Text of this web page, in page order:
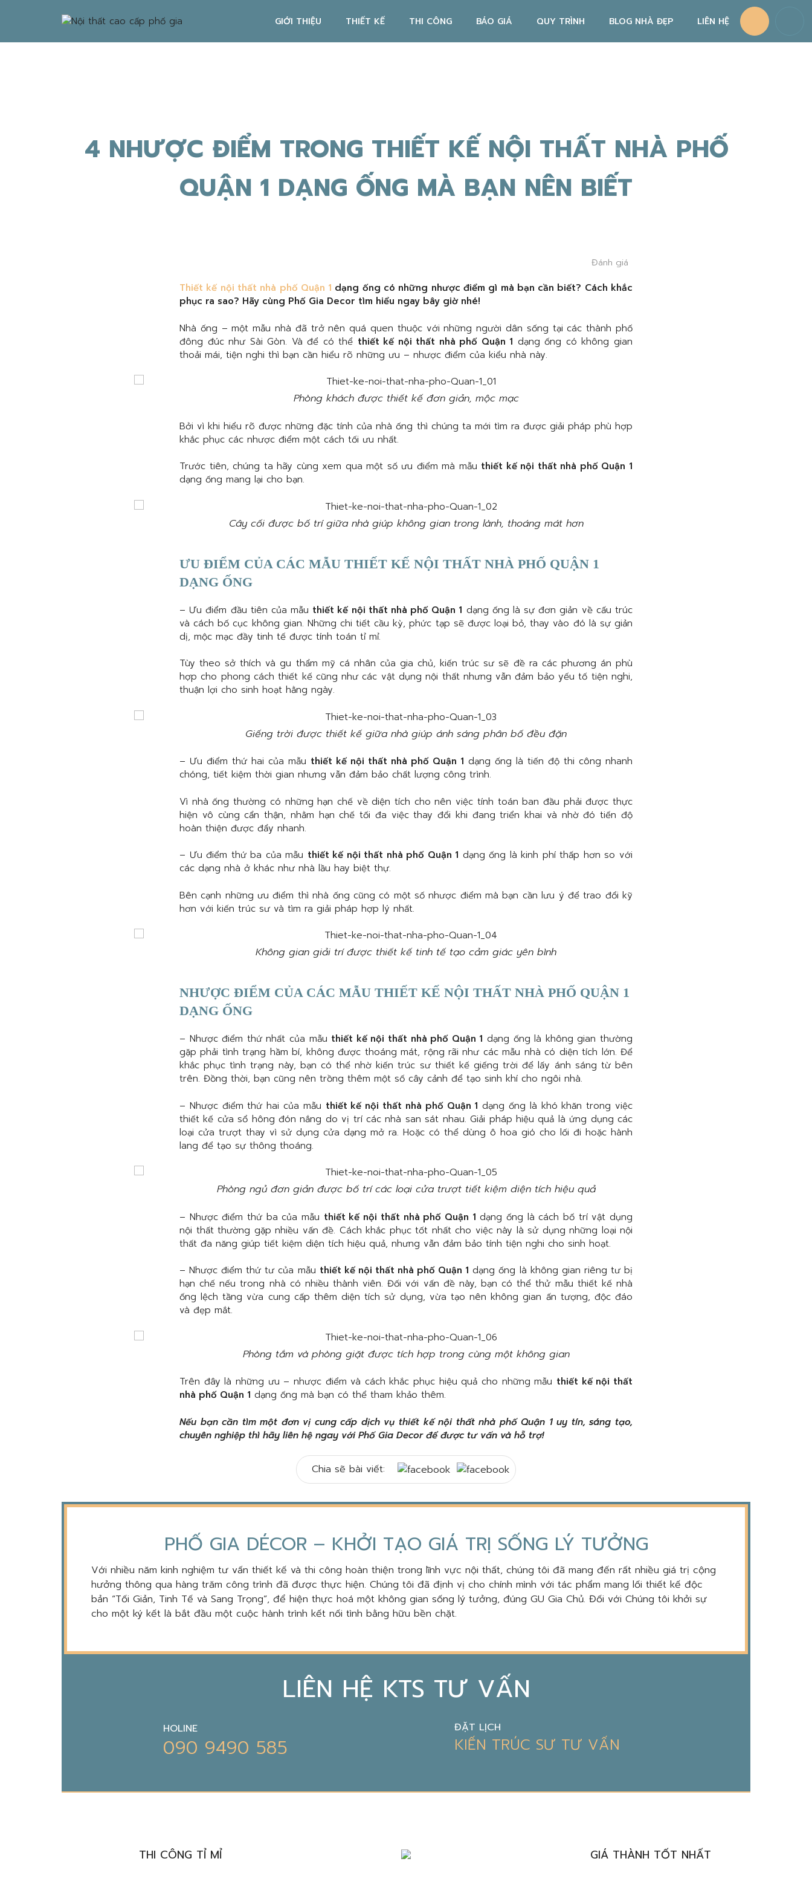
GIỚI THIỆU THIẾT KẾ THI CÔNG BÁO GIÁ QUY TRÌNH BLOG NHÀ ĐẸP LIÊN HỆ
4 NHƯỢC ĐIỂM TRONG THIẾT KẾ NỘI THẤT NHÀ PHỐ
QUẬN 1 DẠNG ỐNG MÀ BẠN NÊN BIẾT
Đánh giá
Thiết kế nội thất nhà phố Quận 1 dạng ống có những nhược điểm gì mà bạn cần biết? Cách khắc
phục ra sao? Hãy cùng Phố Gia Decor tìm hiểu ngay bây giờ nhé!
Nhà ống – một mẫu nhà đã trở nên quá quen thuộc với những người dân sống tại các thành phố
đông đúc như Sài Gòn. Và để có thể thiết kế nội thất nhà phố Quận 1 dạng ống có không gian
thoải mái, tiện nghi thì bạn cần hiểu rõ những ưu – nhược điểm của kiểu nhà này.
Phòng khách được thiết kế đơn giản, mộc mạc
Bởi vì khi hiểu rõ được những đặc tính của nhà ống thì chúng ta mới tìm ra được giải pháp phù hợp
khắc phục các nhược điểm một cách tối ưu nhất.
Trước tiên, chúng ta hãy cùng xem qua một số ưu điểm mà mẫu thiết kế nội thất nhà phố Quận 1
dạng ống mang lại cho bạn.
Cây cối được bố trí giữa nhà giúp không gian trong lành, thoáng mát hơn
ƯU ĐIỂM CỦA CÁC MẪU THIẾT KẾ NỘI THẤT NHÀ PHỐ QUẬN 1
DẠNG ỐNG
– Ưu điểm đầu tiên của mẫu thiết kế nội thất nhà phố Quận 1 dạng ống là sự đơn giản về cấu trúc
và cách bố cục không gian. Những chi tiết cầu kỳ, phức tạp sẽ được loại bỏ, thay vào đó là sự giản
dị, mộc mạc đầy tinh tế được tính toán tỉ mỉ.
Tùy theo sở thích và gu thẩm mỹ cá nhân của gia chủ, kiến trúc sư sẽ đề ra các phương án phù
hợp cho phong cách thiết kế cũng như các vật dụng nội thất nhưng vẫn đảm bảo yếu tố tiện nghi,
thuận lợi cho sinh hoạt hằng ngày.
Giếng trời được thiết kế giữa nhà giúp ánh sáng phân bố đều đặn
– Ưu điểm thứ hai của mẫu thiết kế nội thất nhà phố Quận 1 dạng ống là tiến độ thi công nhanh
chóng, tiết kiệm thời gian nhưng vẫn đảm bảo chất lượng công trình.
Vì nhà ống thường có những hạn chế về diện tích cho nên việc tính toán ban đầu phải được thực
hiện vô cùng cẩn thận, nhằm hạn chế tối đa việc thay đổi khi đang triển khai và nhờ đó tiến độ
hoàn thiện được đẩy nhanh.
– Ưu điểm thứ ba của mẫu thiết kế nội thất nhà phố Quận 1 dạng ống là kinh phí thấp hơn so với
các dạng nhà ở khác như nhà lầu hay biệt thự.
Bên cạnh những ưu điểm thì nhà ống cũng có một số nhược điểm mà bạn cần lưu ý để trao đổi kỹ
hơn với kiến trúc sư và tìm ra giải pháp hợp lý nhất.
Không gian giải trí được thiết kế tinh tế tạo cảm giác yên bình
NHƯỢC ĐIỂM CỦA CÁC MẪU THIẾT KẾ NỘI THẤT NHÀ PHỐ QUẬN 1
DẠNG ỐNG
– Nhược điểm thứ nhất của mẫu thiết kế nội thất nhà phố Quận 1 dạng ống là không gian thường
gặp phải tình trạng hầm bí, không được thoáng mát, rộng rãi như các mẫu nhà có diện tích lớn. Để
khắc phục tình trạng này, bạn có thể nhờ kiến trúc sư thiết kế giếng trời để lấy ánh sáng từ bên
trên. Đồng thời, bạn cũng nên trồng thêm một số cây cảnh để tạo sinh khí cho ngôi nhà.
– Nhược điểm thứ hai của mẫu thiết kế nội thất nhà phố Quận 1 dạng ống là khó khăn trong việc
thiết kế cửa sổ hông đón nắng do vị trí các nhà san sát nhau. Giải pháp hiệu quả là ứng dụng các
loại cửa trượt thay vì sử dụng cửa dạng mở ra. Hoặc có thể dùng ô hoa gió cho lối đi hoặc hành
lang để tạo sự thông thoáng.
Phòng ngủ đơn giản được bố trí các loại cửa trượt tiết kiệm diện tích hiệu quả
– Nhược điểm thứ ba của mẫu thiết kế nội thất nhà phố Quận 1 dạng ống là cách bố trí vật dụng
nội thất thường gặp nhiều vấn đề. Cách khắc phục tốt nhất cho việc này là sử dụng những loại nội
thất đa năng giúp tiết kiệm diện tích hiệu quả, nhưng vẫn đảm bảo tính tiện nghi cho sinh hoạt.
– Nhược điểm thứ tư của mẫu thiết kế nội thất nhà phố Quận 1 dạng ống là không gian riêng tư bị
hạn chế nếu trong nhà có nhiều thành viên. Đối với vấn đề này, bạn có thể thử mẫu thiết kế nhà
ống lệch tầng vừa cung cấp thêm diện tích sử dụng, vừa tạo nên không gian ấn tượng, độc đáo
và đẹp mắt.
Phòng tắm và phòng giặt được tích hợp trong cùng một không gian
Trên đây là những ưu – nhược điểm và cách khắc phục hiệu quả cho những mẫu thiết kế nội thất
nhà phố Quận 1 dạng ống mà bạn có thể tham khảo thêm.
Nếu bạn cần tìm một đơn vị cung cấp dịch vụ thiết kế nội thất nhà phố Quận 1 uy tín, sáng tạo,
chuyên nghiệp thì hãy liên hệ ngay với Phố Gia Decor để được tư vấn và hỗ trợ!
Chia sẽ bài viết:
PHỐ GIA DÉCOR – KHỞI TẠO GIÁ TRỊ SỐNG LÝ TƯỞNG
Với nhiều năm kinh nghiệm tư vấn thiết kế và thi công hoàn thiện trong lĩnh vực nội thất, chúng tôi đã mang đến rất nhiều giá trị cộng
hưởng thông qua hàng trăm công trình đã được thực hiện. Chúng tôi đã định vị cho chính mình với tác phẩm mang lối thiết kế độc
bản “Tối Giản, Tinh Tế và Sang Trọng”, để hiện thực hoá một không gian sống lý tưởng, đúng GU Gia Chủ. Đối với Chúng tôi khởi sự
cho một ký kết là bắt đầu một cuộc hành trình kết nối tình bằng hữu bền chặt.
LIÊN HỆ KTS TƯ VẤN
HOLINE
090 9490 585
ĐẶT LỊCH
KIẾN TRÚC SƯ TƯ VẤN
THI CÔNG TỈ MỈ GIÁ THÀNH TỐT NHẤT